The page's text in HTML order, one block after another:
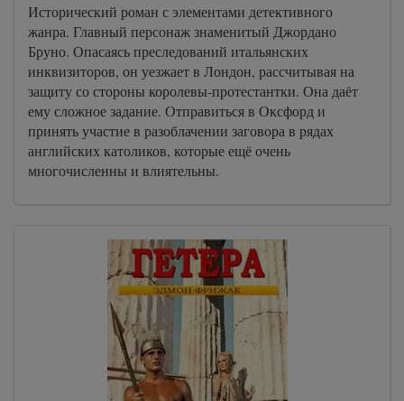
Исторический роман с элементами детективного
жанра. Главный персонаж знаменитый Джордано
Бруно. Опасаясь преследований итальянских
инквизиторов, он уезжает в Лондон, рассчитывая на
защиту со стороны королевы-протестантки. Она даёт
ему сложное задание. Отправиться в Оксфорд и
принять участие в разоблачении заговора в рядах
английских католиков, которые ещё очень
многочисленны и влиятельны.